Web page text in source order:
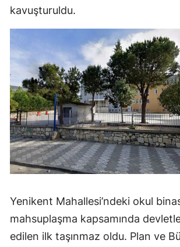
kavuşturuldu.
Yenikent Mahallesi’ndeki okul
mahsuplaşma kapsamında
edilen ilk taşınmaz oldu. Plan ve